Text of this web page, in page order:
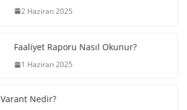
2 Haziran 2025
Faaliyet Raporu Nasıl Okunur?
1 Haziran 2025
Varant Nedir?